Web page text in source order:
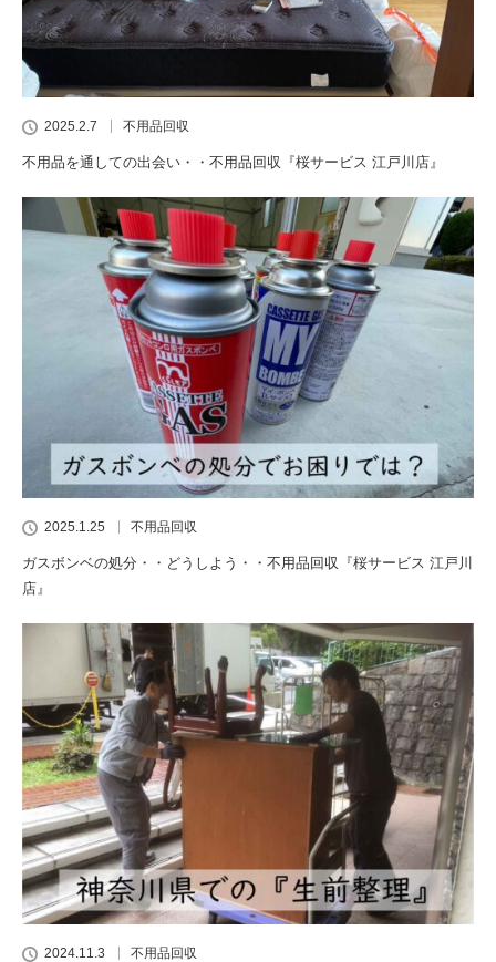
2025.2.7 不用品回収
不用品を通しての出会い・・不用品回収『桜サービス 江戸川店』
2025.1.25 不用品回収
ガスボンベの処分・・どうしよう・・不用品回収『桜サービス 江戸川
店』
2024.11.3 不用品回収